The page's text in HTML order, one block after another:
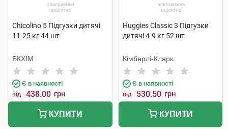
Chicolino 5 Підгузки дитячі
11-25 кг 44 шт
БКХІМ
Є в наявності
від 438.00 грн
КУПИТИ
Huggies Classic 3 Підгузки
дитячі 4-9 кг 52 шт
Кімберлі-Кларк
Є в наявності
від 530.50 грн
КУПИТИ